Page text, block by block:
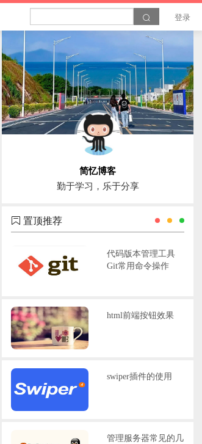
登录
简忆博客
勤于学习，乐于分享
置顶推荐
代码版本管理工具
Git常用命令操作
html前端按钮效果
swiper插件的使用
管理服务器常见的几